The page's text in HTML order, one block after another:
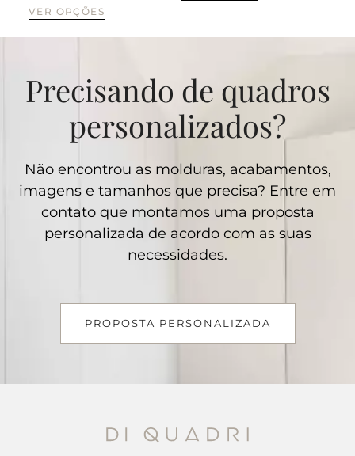
VER OPÇÕES
Precisando de quadros
personalizados?
Não encontrou as molduras, acabamentos,
imagens e tamanhos que precisa? Entre em
contato que montamos uma proposta
personalizada de acordo com as suas
necessidades.
PROPOSTA PERSONALIZADA